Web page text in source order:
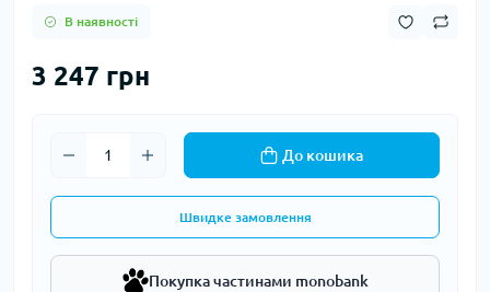
В наявності
3 247 грн
До кошика
Швидке замовлення
Покупка частинами monobank